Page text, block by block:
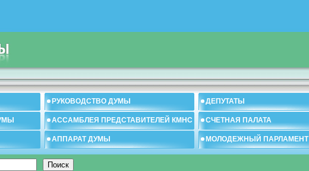
РУКОВОДСТВО ДУМЫ ДЕПУТАТЫ
АССАМБЛЕЯ ПРЕДСТАВИТЕЛЕЙ КМНС СЧЕТНАЯ ПАЛАТА
АППАРАТ ДУМЫ МОЛОДЕЖНЫЙ ПАРЛАМЕНТ